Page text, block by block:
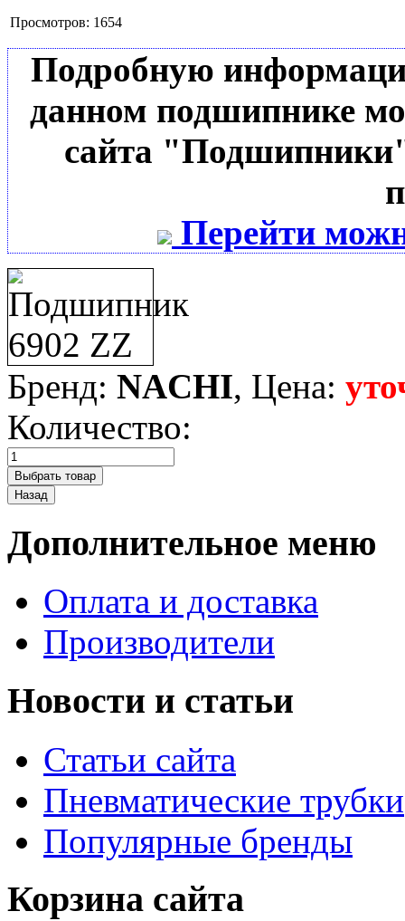
Просмотров: 1654
Подробную
данном подшипнике
сайта
Перейти
Бренд: NACHI, Цена:
Количество:
Дополнительное меню
Оплата и доставка
Производители
Новости и статьи
Статьи сайта
Пневматические трубки
Популярные бренды
Корзина сайта